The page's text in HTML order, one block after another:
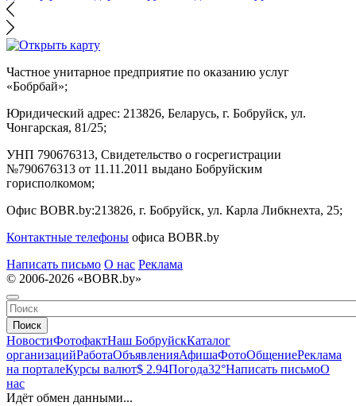
Частное унитарное предприятие по оказанию услуг
«Бобрбай»;
Юридический адрес: 213826, Беларусь, г. Бобруйск, ул.
Чонгарская, 81/25;
УНП 790676313, Свидетельство о госрегистрации
№790676313 от 11.11.2011 выдано Бобруйским
горисполкомом;
Офис BOBR.by:213826, г. Бобруйск, ул. Карла Либкнехта, 25;
Контактные телефоны офиса BOBR.by
Написать письмо О нас Реклама
© 2006-2026 «BOBR.by»
Поиск
НовостиФотофактНаш БобруйскКаталог
организацийРаботаОбъявленияАфишаФотоОбщениеРеклама
на порталеКурсы валют$ 2.94Погода32°Написать письмоО
нас
Идёт обмен данными...